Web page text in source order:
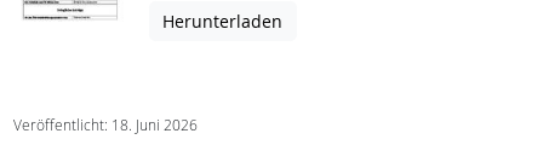
Herunterladen
Veröffentlicht: 18. Juni 2026